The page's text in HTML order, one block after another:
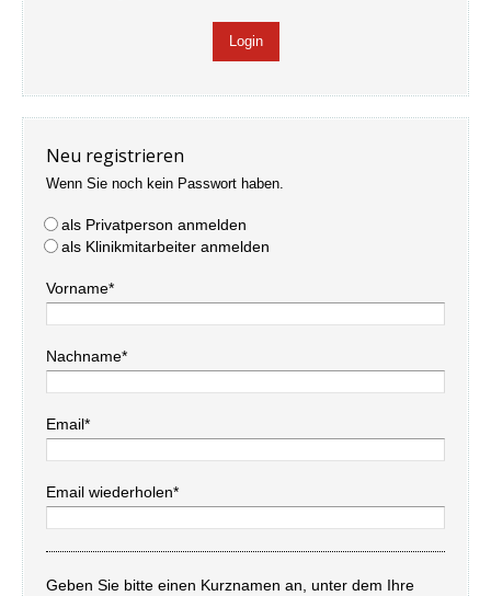
Neu registrieren
Wenn Sie noch kein Passwort haben.
als Privatperson anmelden
als Klinikmitarbeiter anmelden
Vorname*
Nachname*
Email*
Email wiederholen*
Geben Sie bitte einen Kurznamen an, unter dem Ihre